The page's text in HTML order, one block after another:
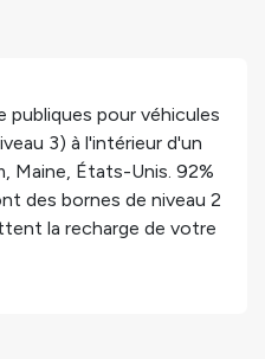
publiques pour véhicules
3) à l'intérieur d'un
, Maine, États-Unis. 92%
des bornes de niveau 2
la recharge de votre